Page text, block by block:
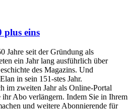
plus eins
Jahre seit der Gründung als
ein Jahr lang ausführlich über
des Magazins. Und
in sein 151-stes Jahr.
im zweiten Jahr als Online-Portal
ihr Abo verlängern. Indem Sie in Ihrem
und weitere Abonnierende für